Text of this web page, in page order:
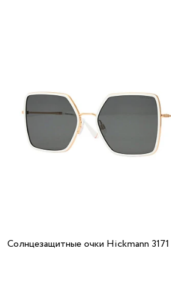
Солнцезащитные очки Hickmann 3171